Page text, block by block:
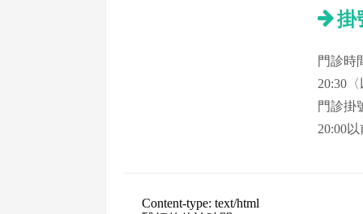
掛
門診時
20:30
門診掛
20:00